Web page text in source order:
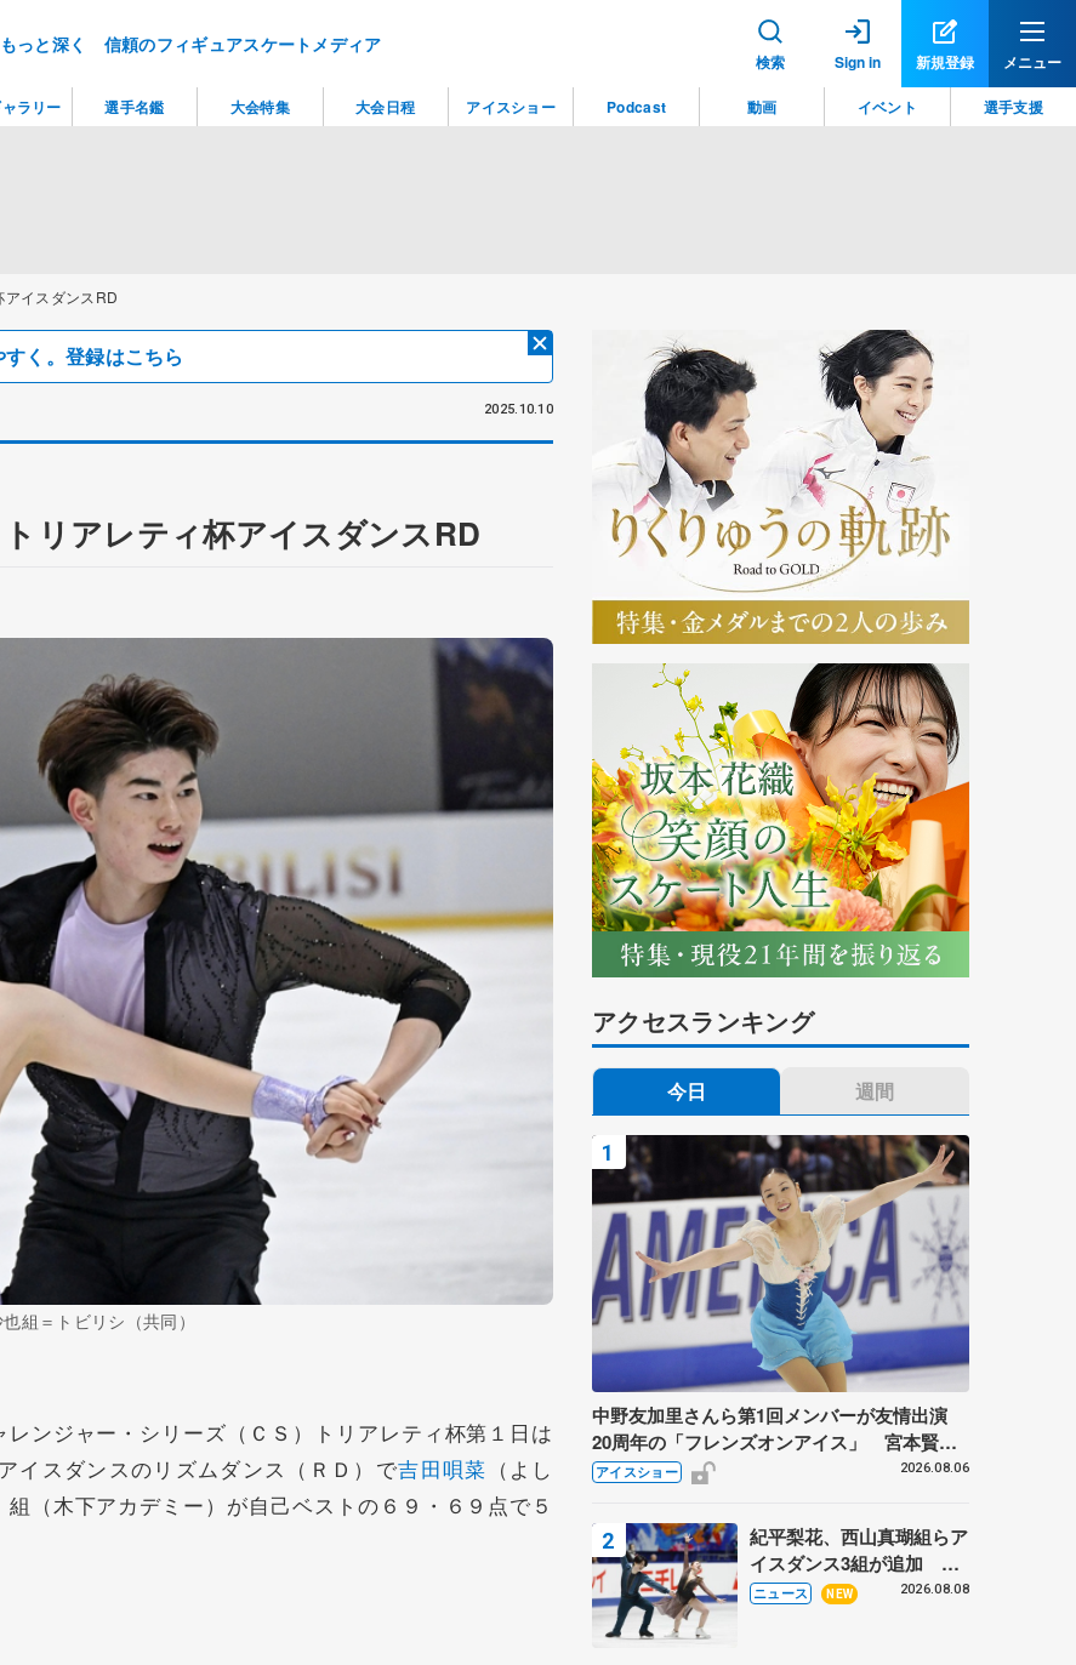
っと深く 信頼のフィギュアスケートメディア
検索 Sign in 新規登録 メニュー
イスダンスRD
く。登録はこちら
2025.10.10
リアレティ杯アイスダンスRD
組＝トビリシ（共同）
ンジャー・シリーズ（ＣＳ）トリアレティ杯第１日は
イスダンスのリズムダンス（ＲＤ）で吉田唄菜 （よし
組（木下アカデミー）が自己ベストの６９・６９点で５
アクセスランキング
今日 週間
中野友加里さんら第1回メンバーが友情出演
20周年の「フレンズオンアイス」 宮本賢二
さん、有川梨絵さん、田村岳斗さんも
アイスショー 2026.08.06
紀平梨花、西山真瑚組らア
イスダンス3組が追加 い
くこう、かほゆうも、木下
ニュース NEW 2026.08.08
ラリー 選手名鑑 大会特集 大会日程 アイスショー Podcast 動画 イベント 選手支援